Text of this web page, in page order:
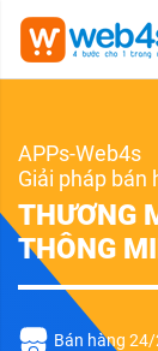
APPs-Web4s
Giải pháp bán
THƯƠNG
THÔNG
Bán hàng